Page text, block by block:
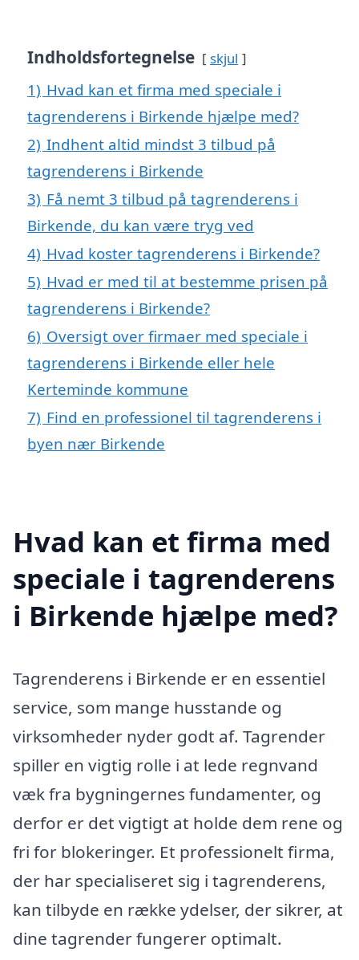
Indholdsfortegnelse skjul
1) Hvad kan et firma med speciale i
tagrenderens i Birkende hjælpe med?
2) Indhent altid mindst 3 tilbud på
tagrenderens i Birkende
3) Få nemt 3 tilbud på tagrenderens i
Birkende, du kan være tryg ved
4) Hvad koster tagrenderens i Birkende?
5) Hvad er med til at bestemme prisen på
tagrenderens i Birkende?
6) Oversigt over firmaer med speciale i
tagrenderens i Birkende eller hele
Kerteminde kommune
7) Find en professionel til tagrenderens i
byen nær Birkende
Hvad kan et firma med
speciale i tagrenderens
i Birkende hjælpe med?
Tagrenderens i Birkende er en essentiel
service, som mange husstande og
virksomheder nyder godt af. Tagrender
spiller en vigtig rolle i at lede regnvand
væk fra bygningernes fundamenter, og
derfor er det vigtigt at holde dem rene og
fri for blokeringer. Et professionelt firma,
der har specialiseret sig i tagrenderens,
kan tilbyde en række ydelser, der sikrer, at
dine tagrender fungerer optimalt.